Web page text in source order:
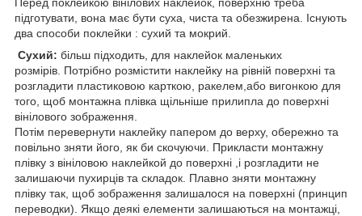
підготувати, вона має бути суха, чиста та обезжирена. Існують
два способи поклейки : сухий та мокрий.
Сухий: більш підходить, для наклейок маленьких
розмірів. Потрібно розмістити наклейку на рівній поверхні та
розгладити пластиковою карткою, ракелем,або вигонкою для
того, щоб монтажна плівка щільніше прилипла до поверхні
вінілового зображення.
Потім перевернути наклейку папером до верху, обережно та
повільно зняти його, як би скочуючи. Прикласти монтажну
плівку з вініловою наклейкой до поверхні ,і розгладити не
залишаючи пухирців та складок. Плавно зняти монтажну
плівку так, щоб зображення залишалося на поверхні (принцип
переводки). Якщо деякі елементи залишаються на монтажці,